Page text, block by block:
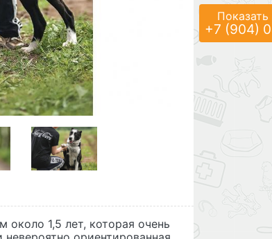
1,5 лет, которая очень
+7 (904)